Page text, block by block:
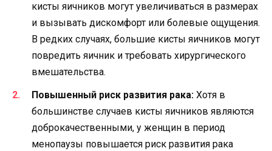
кисты яичников могут увеличиваться в размерах
и вызывать дискомфорт или болевые ощущения.
В редких случаях, большие кисты яичников могут
повредить яичник и требовать хирургического
вмешательства.
Повышенный риск развития рака: Хотя в
большинстве случаев кисты яичников являются
доброкачественными, у женщин в период
менопаузы повышается риск развития рака